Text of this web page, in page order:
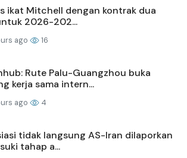
ikat Mitchell dengan kontrak dua
2026-202...
ago 16
Rute Palu-Guangzhou buka
kerja sama intern...
ago 4
tidak langsung AS-Iran dilaporkan
tahap a...